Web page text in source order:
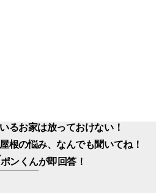
るお家は放っておけない！
根の悩み、なんでも聞いてね！
ンくんが即回答！